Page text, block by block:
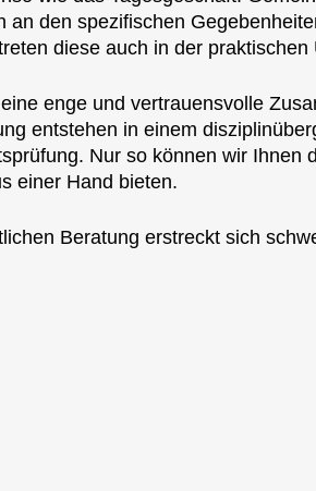
den spezifischen
diese auch in der praktischen
enge und vertrauensvolle
entstehen in einem
Nur so können wir Ihnen
einer Hand bieten.
Beratung erstreckt sich